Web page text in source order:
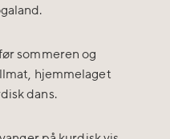
sommeren og
hjemmelaget
dans.